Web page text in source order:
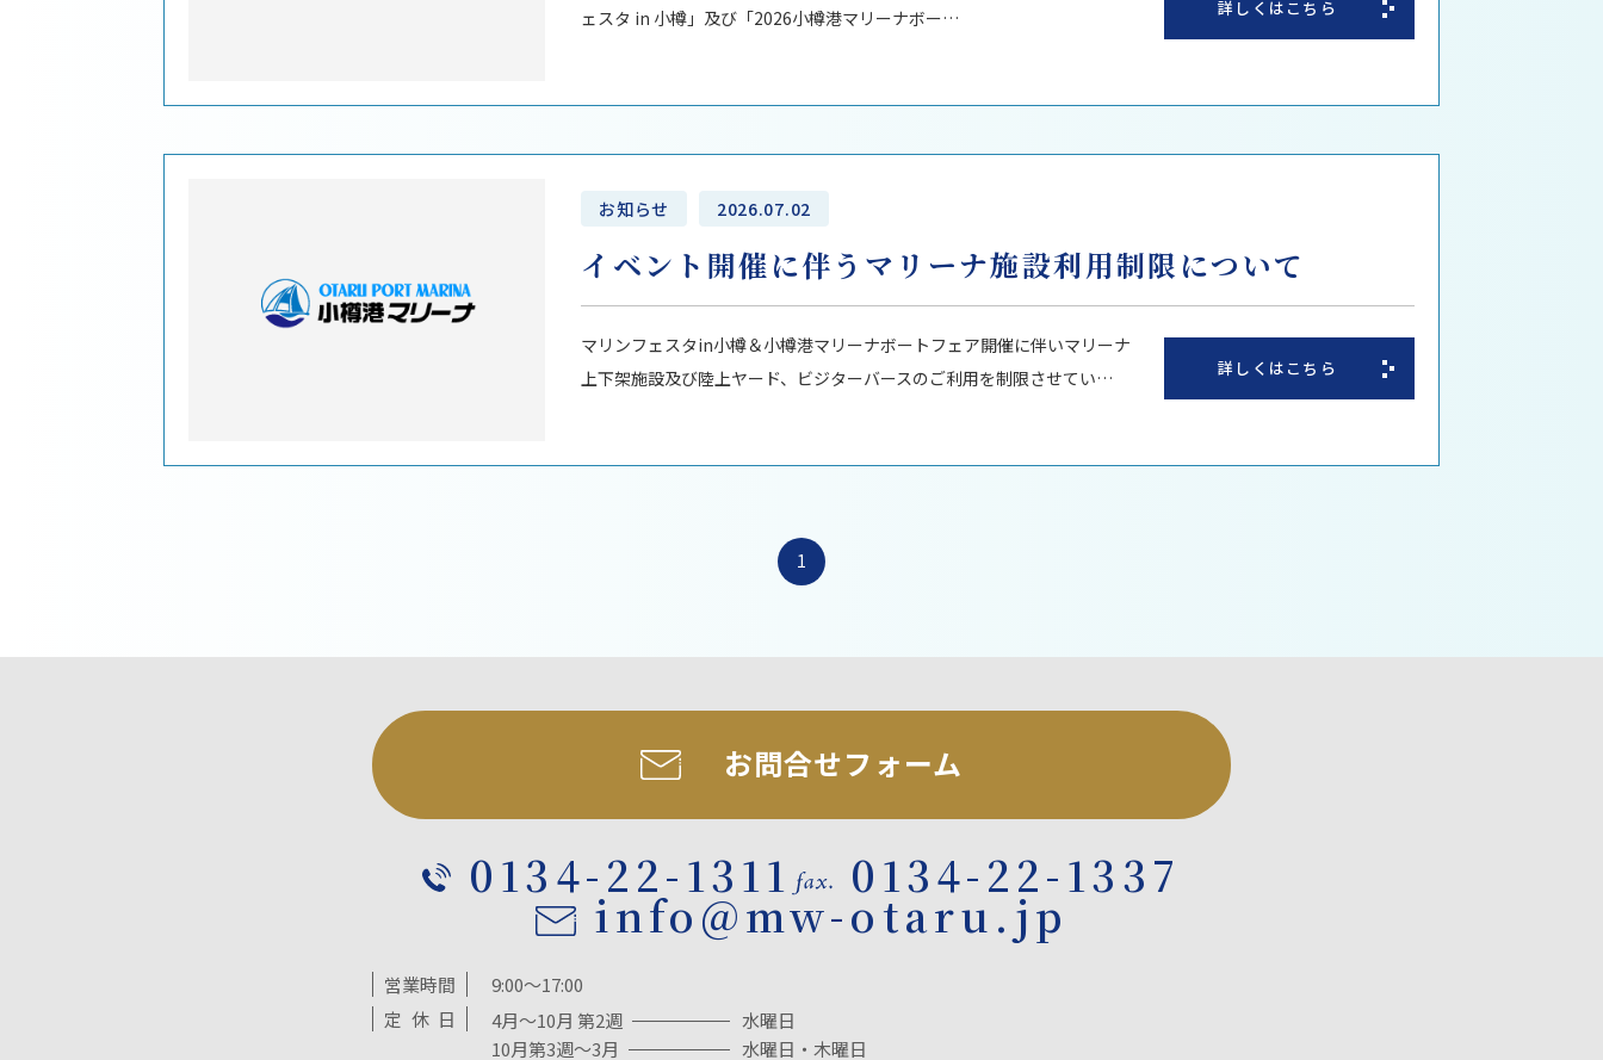
ェスタ in 小樽」及び「2026小樽港マリーナボー…
詳しくはこちら
お知らせ 2026.07.02
イベント開催に伴うマリーナ施設利用制限について
マリンフェスタin小樽＆小樽港マリーナボートフェア開催に伴いマリーナ
上下架施設及び陸上ヤード、ビジターバースのご利用を制限させてい…
詳しくはこちら
1
お問合せフォーム
0134-22-1311 0134-22-1337
info@mw-otaru.jp
営業時間
9:00～17:00
定 休 日 4月～10月 第2週
水曜日
10月第3週～3月
水曜日・木曜日